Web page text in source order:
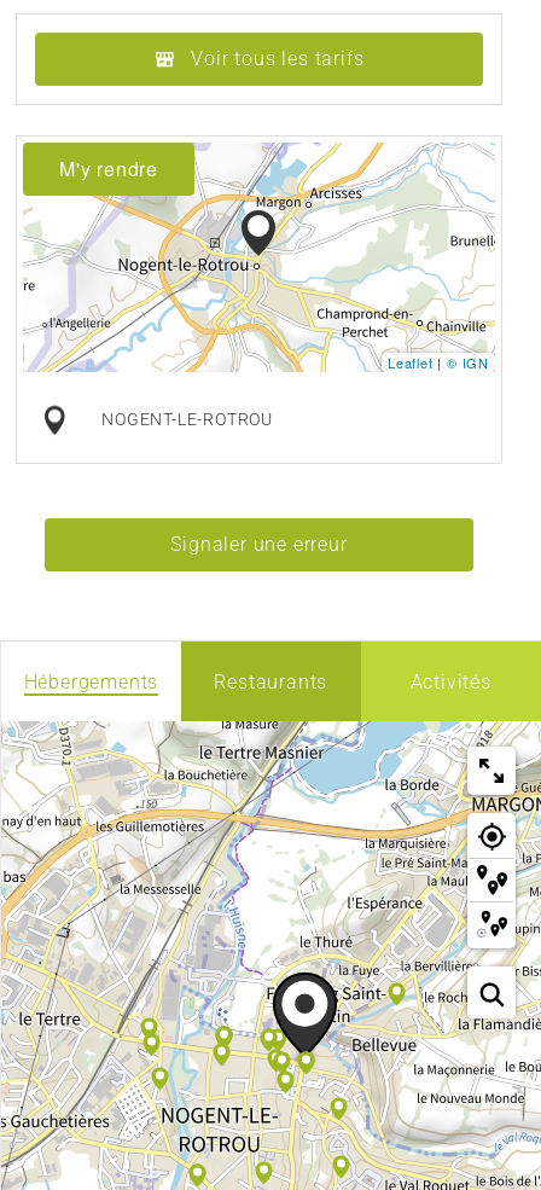
Voir tous les tarifs
M'y rendre
Leaflet |© IGN
NOGENT-LE-ROTROU
Signaler une erreur
Hébergements Restaurants Activités